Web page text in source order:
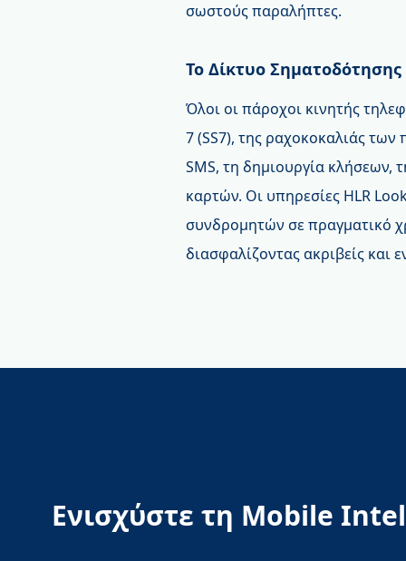
σωστούς παραλήπτες.
Το Δίκτυο Σηματοδότησης
Όλοι οι πάροχοι κινητής
7 (SS7), της ραχοκοκαλιάς
SMS, τη δημιουργία
καρτών. Οι υπηρεσίες HLR
συνδρομητών σε πραγματικό
διασφαλίζοντας ακριβείς και
Ενισχύστε τη Mobile